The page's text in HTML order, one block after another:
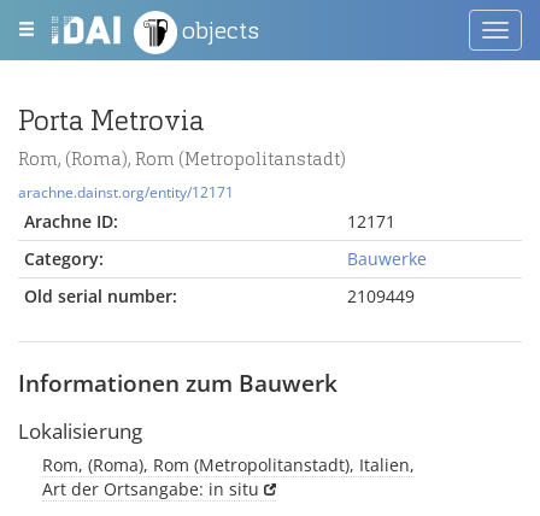
objects
Porta Metrovia
Rom, (Roma), Rom (Metropolitanstadt)
arachne.dainst.org/entity/12171
Arachne ID:
12171
Category:
Bauwerke
Old serial number:
2109449
Informationen zum Bauwerk
Lokalisierung
Rom, (Roma), Rom (Metropolitanstadt), Italien,
Art der Ortsangabe: in situ